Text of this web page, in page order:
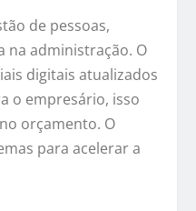
de pessoas,
na administração. O
digitais atualizados
o empresário, isso
orçamento. O
para acelerar a